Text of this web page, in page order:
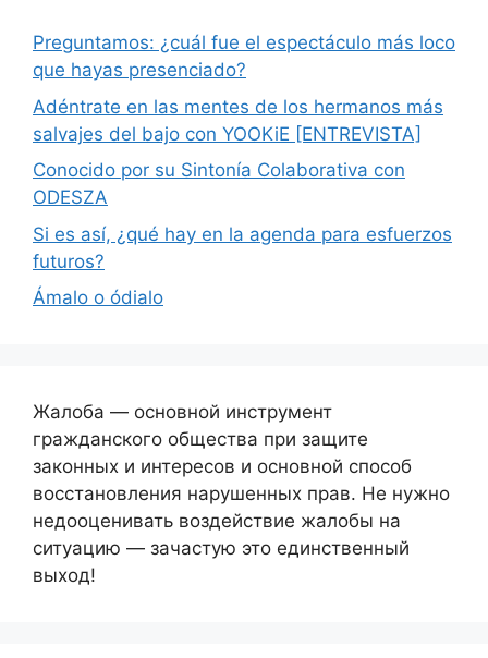
Preguntamos: ¿cuál fue el espectáculo más loco
que hayas presenciado?
Adéntrate en las mentes de los hermanos más
salvajes del bajo con YOOKiE [ENTREVISTA]
Conocido por su Sintonía Colaborativa con
ODESZA
Si es así, ¿qué hay en la agenda para esfuerzos
futuros?
Ámalo o ódialo
Жалоба — основной инструмент
гражданского общества при защите
законных и интересов и основной способ
восстановления нарушенных прав. Не нужно
недооценивать воздействие жалобы на
ситуацию — зачастую это единственный
выход!